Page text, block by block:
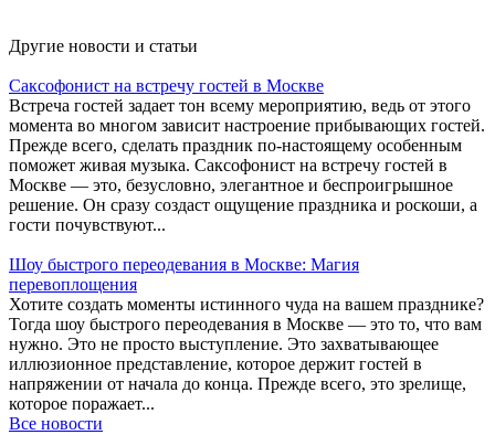
Другие новости и статьи
Саксофонист на встречу гостей в Москве
Встреча гостей задает тон всему мероприятию, ведь от этого
момента во многом зависит настроение прибывающих гостей.
Прежде всего, сделать праздник по-настоящему особенным
поможет живая музыка. Саксофонист на встречу гостей в
Москве — это, безусловно, элегантное и беспроигрышное
решение. Он сразу создаст ощущение праздника и роскоши, а
гости почувствуют...
Шоу быстрого переодевания в Москве: Магия
перевоплощения
Хотите создать моменты истинного чуда на вашем празднике?
Тогда шоу быстрого переодевания в Москве — это то, что вам
нужно. Это не просто выступление. Это захватывающее
иллюзионное представление, которое держит гостей в
напряжении от начала до конца. Прежде всего, это зрелище,
которое поражает...
Все новости